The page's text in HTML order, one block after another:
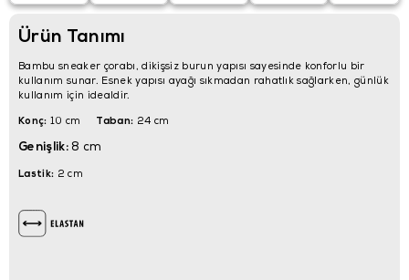
Ürün Tanımı
Bambu sneaker çorabı, dikişsiz burun yapısı sayesinde konforlu bir
kullanım sunar. Esnek yapısı ayağı sıkmadan rahatlık sağlarken, günlük
kullanım için idealdir.
Konç: 10 cm Taban: 24 cm
Genişlik:8 cm
Lastik: 2 cm